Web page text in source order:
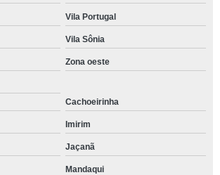
Vila Portugal
Vila Sônia
Zona oeste
Cachoeirinha
Imirim
Jaçanã
Mandaqui